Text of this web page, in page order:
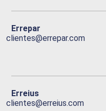
Errepar
clientes@errepar.com
Erreius
clientes@erreius.com